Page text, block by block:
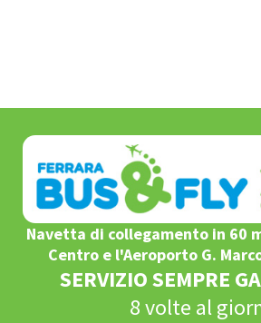
Navetta di collegamento in 60
Centro e l'Aeroporto G.
SERVIZIO SEMPRE
8 volte al